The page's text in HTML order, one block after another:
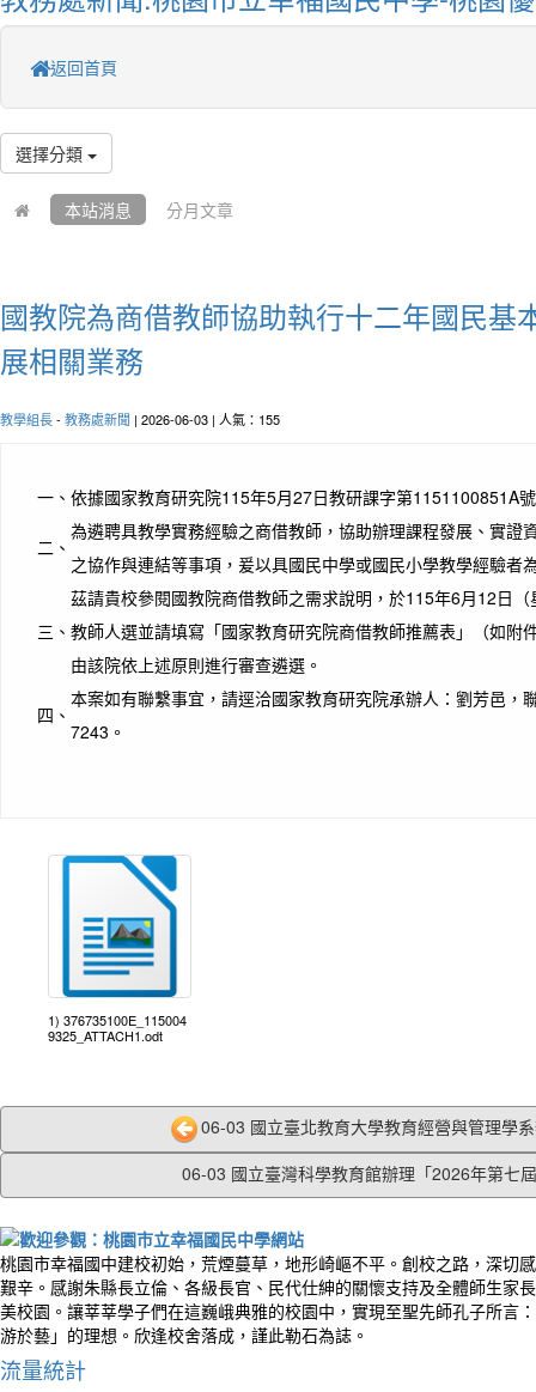
返回首頁
選擇分類
本站消息 分月文章
國教院為商借教師協助執行十二年國民基
展相關業務
教學組長- 教務處新聞 | 2026-06-03 | 人氣：155
一、 依據國家教育研究院115年5月27日教研課字第1151100851A
二、
為遴聘具教學實務經驗之商借教師，協助辦理課程發展、實證
之協作與連結等事項，爰以具國民中學或國民小學教學經驗者
三、
茲請貴校參閱國教院商借教師之需求說明，於115年6月12日
教師人選並請填寫「國家教育研究院商借教師推薦表」（如附
由該院依上述原則進行審查遴選。
四、
本案如有聯繫事宜，請逕洽國家教育研究院承辦人：劉芳邑，
7243。
1) 376735100E_115004
9325_ATTACH1.odt
06-03 國立臺北教育大學教育經營與管理學
06-03 國立臺灣科學教育館辦理「2026年第七
桃園市幸福國中建校初始，荒煙蔓草，地形崎嶇不平。創校之路，深切
艱辛。感謝朱縣長立倫、各級長官、民代仕紳的關懷支持及全體師生家
美校園。讓莘莘學子們在這巍峨典雅的校園中，實現至聖先師孔子所言
游於藝」的理想。欣逢校舍落成，謹此勒石為誌。
流量統計